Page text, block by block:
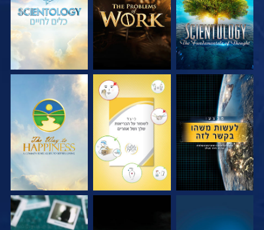
צפה צפה